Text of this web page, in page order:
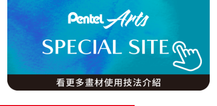
自動鉛筆芯
木頭鉛筆
水性筆